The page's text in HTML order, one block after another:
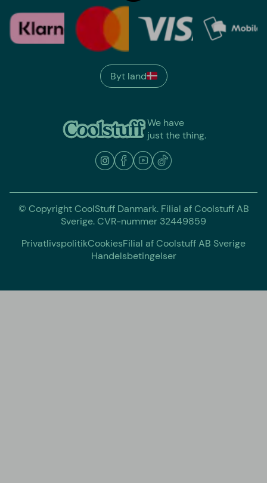
We have
just the thing.
Byt land
© Copyright CoolStuff Danmark. Filial af Coolstuff AB
Sverige. CVR-nummer 32449859
PrivatlivspolitikCookiesFilial af Coolstuff AB Sverige
Handelsbetingelser